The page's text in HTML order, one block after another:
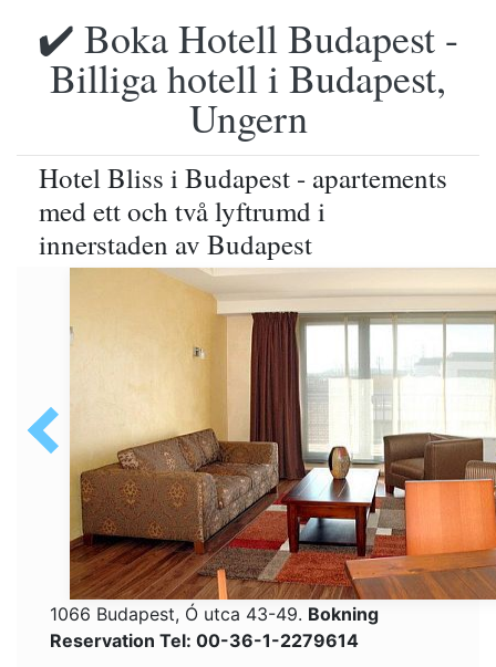
✔️ Boka Hotell Budapest -
Billiga hotell i Budapest,
Ungern
Hotel Bliss i Budapest - apartements
med ett och två lyftrumd i
innerstaden av Budapest
1066 Budapest, Ó utca 43-49. Bokning
Reservation Tel: 00-36-1-2279614